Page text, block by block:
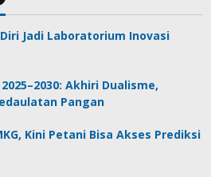
Jadi Laboratorium Inovasi
Akhiri Dualisme,
Pangan
Kini Petani Bisa Akses Prediksi